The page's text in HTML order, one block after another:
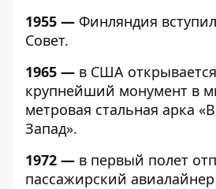
1955 — Финляндия
Совет.
1965 — в США открывается
крупнейший монумент в
метровая стальная арка
Запад».
1972 — в первый полет
пассажирский